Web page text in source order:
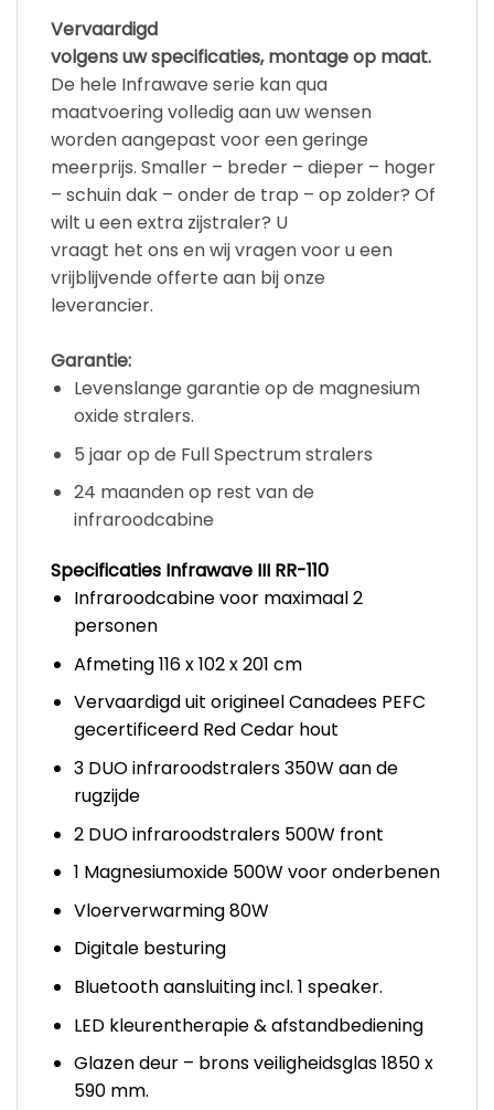
Vervaardigd
volgens uw specificaties, montage op maat.
De hele Infrawave serie kan qua
maatvoering volledig aan uw wensen
worden aangepast voor een geringe
meerprijs. Smaller – breder – dieper – hoger
– schuin dak – onder de trap – op zolder? Of
wilt u een extra zijstraler? U
vraagt het ons en wij vragen voor u een
vrijblijvende offerte aan bij onze
leverancier.
Garantie:
Levenslange garantie op de magnesium
oxide stralers.
5 jaar op de Full Spectrum stralers
24 maanden op rest van de
infraroodcabine
Specificaties Infrawave III RR-110
Infraroodcabine voor maximaal 2
personen
Afmeting 116 x 102 x 201 cm
Vervaardigd uit origineel Canadees PEFC
gecertificeerd Red Cedar hout
3 DUO infraroodstralers 350W aan de
rugzijde
2 DUO infraroodstralers 500W front
1 Magnesiumoxide 500W voor onderbenen
Vloerverwarming 80W
Digitale besturing
Bluetooth aansluiting incl. 1 speaker.
LED kleurentherapie & afstandbediening
Glazen deur – brons veiligheidsglas 1850 x
590 mm.